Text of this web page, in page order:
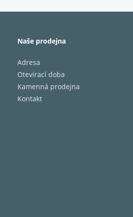
Získejte přehled o
Hands-free hovory s
Odolnost vůči vodě
Naše prodejna
Adresa
Otevírací doba
Kamenná prodejna
Kontakt